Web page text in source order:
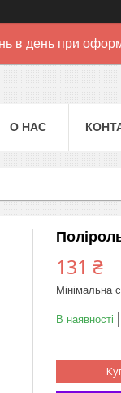
в день при
О НАС
131 ₴
Мінімальна
В наявності